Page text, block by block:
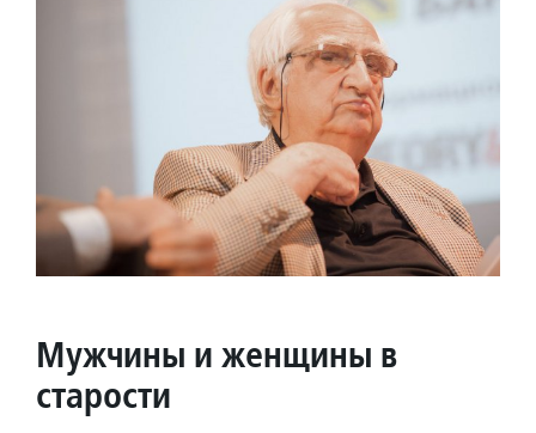
Мужчины и женщины в
старости